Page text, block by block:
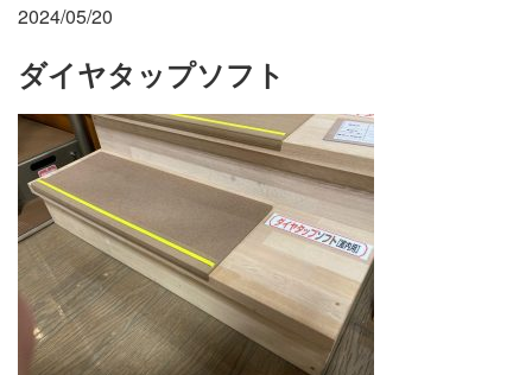
泊まる(宿泊)
施設・料金
アクセス
2024/05/20
ダイヤタップソフト